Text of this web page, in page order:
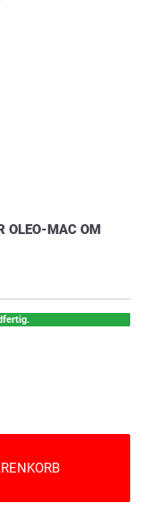
OLEO-MAC OM